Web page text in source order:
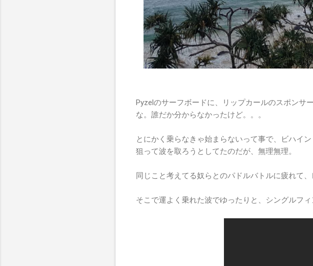
Pyzelのサーフボードに、リップカールのスポンサ
な。誰だか分からなかったけど。。。
とにかく乗らなきゃ始まらないって事で、ビハイ
狙って波を取ろうとしてたのだが、無理無理。
同じこと考えてる奴らとのパドルバトルに疲れて
そこで運よく乗れた波でゆったりと、シングルフィ